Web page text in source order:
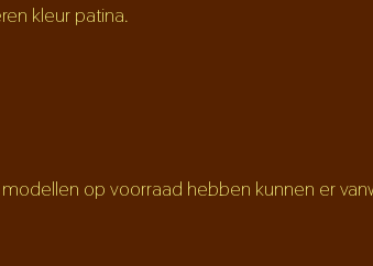
kleur patina.
op voorraad hebben kunnen er